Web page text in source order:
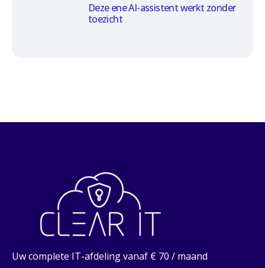
Deze ene AI-assistent werkt zonder
toezicht
Uw complete IT-afdeling vanaf € 70 / maand